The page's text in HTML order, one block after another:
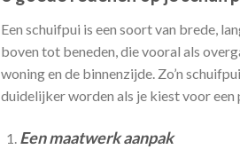
Een schuifpui is een soort van brede,
boven tot beneden, die vooral als
woning en de binnenzijde. Zo’n
duidelijker worden als je kiest voor
Een maatwerk aanpak